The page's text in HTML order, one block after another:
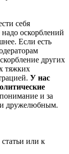
себя
оскорблений
Если есть
других
тяжких
У нас
и за
и дружелюбным.
или к